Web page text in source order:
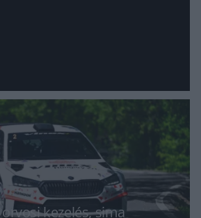
kezelés, sima